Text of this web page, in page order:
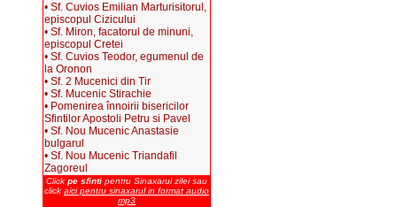
• Sf. Cuvios Emilian Marturisitorul,
episcopul Cizicului
• Sf. Miron, facatorul de minuni,
episcopul Cretei
• Sf. Cuvios Teodor, egumenul de
la Oronon
• Sf. 2 Mucenici din Tir
• Sf. Mucenic Stirachie
• Pomenirea înnoirii bisericilor
Sfintilor Apostoli Petru si Pavel
• Sf. Nou Mucenic Anastasie
bulgarul
• Sf. Nou Mucenic Triandafil
Zagoreul
Click pe sfinti pentru Sinaxarul zilei sau
click aici pentru sinaxarul in format audio
mp3